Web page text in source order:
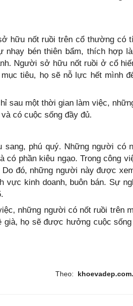
hữu nốt ruồi trên cổ thường có
nhạy bén thiên bẩm, thích hợp
Người sở hữu nốt ruồi ở cổ
tiêu, họ sẽ nỗ lực hết mình
sau một thời gian làm việc,
có cuộc sống đầy đủ.
sang, phú quý. Những người có
có phần kiêu ngạo. Trong công
đó, những người này được
vực kinh doanh, buôn bán. Sự
những người có nốt ruồi trên
già, họ sẽ được hưởng cuộc
Theo: